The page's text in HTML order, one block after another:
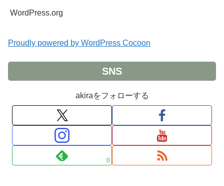
WordPress.org
Proudly powered by WordPress Cocoon
SNS
akiraをフォローする
0